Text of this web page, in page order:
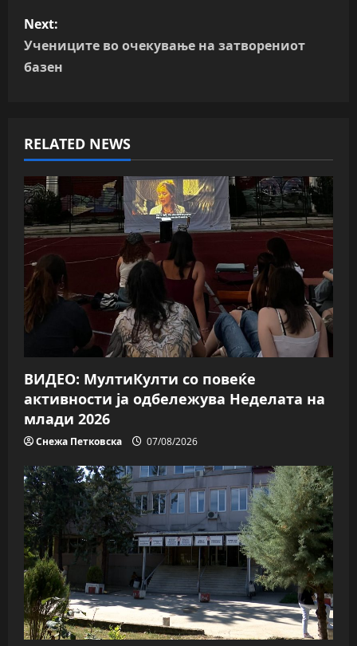
t
n
v
i
g
a
t
i
o
n
Next:
Учениците во очекување на затворениот
базен
RELATED NEWS
ВИДЕО: МултиКулти со повеќе
активности ја одбележува Неделата на
млади 2026
Снежа Петковска 07/08/2026